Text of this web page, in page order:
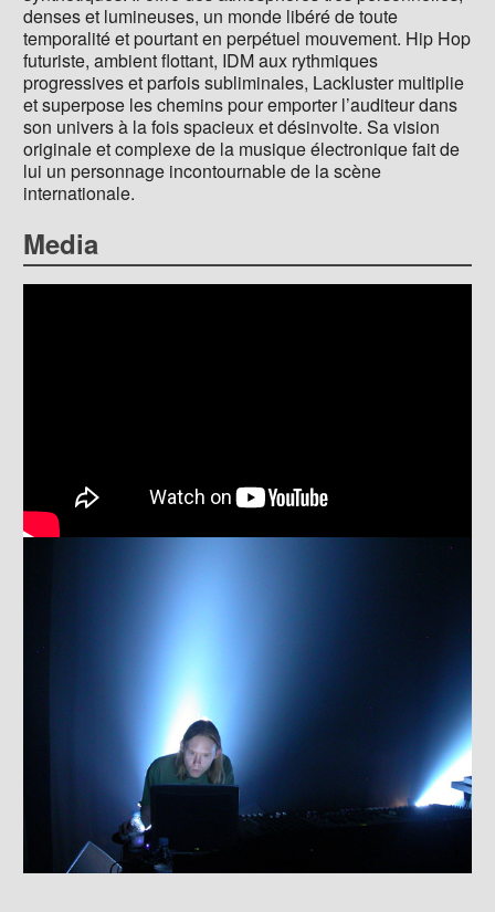
denses et lumineuses, un monde libéré de toute
temporalité et pourtant en perpétuel mouvement. Hip Hop
futuriste, ambient flottant, IDM aux rythmiques
progressives et parfois subliminales, Lackluster multiplie
et superpose les chemins pour emporter l’auditeur dans
son univers à la fois spacieux et désinvolte. Sa vision
originale et complexe de la musique électronique fait de
lui un personnage incontournable de la scène
internationale.
Media